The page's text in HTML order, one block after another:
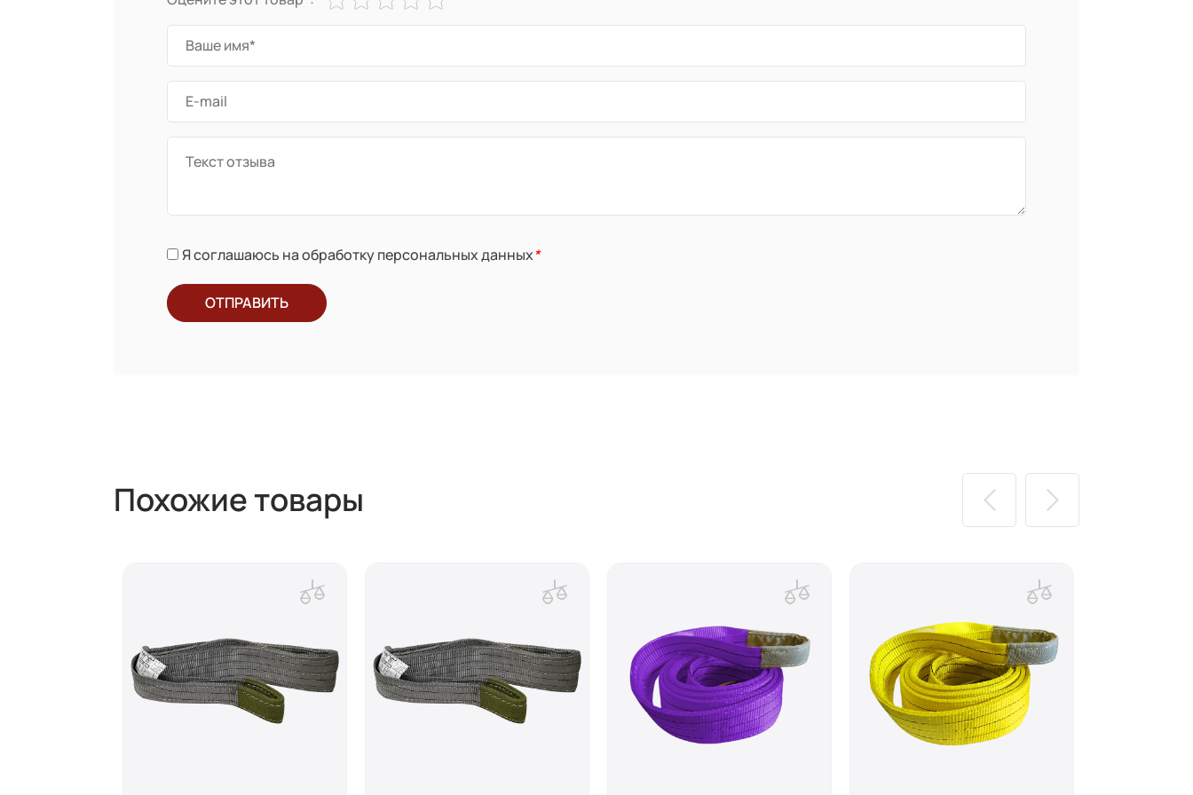
Я соглашаюсь на обработку персональных данных*
ОТПРАВИТЬ
Похожие товары